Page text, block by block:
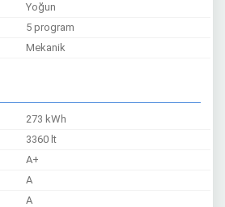
Yoğun
5 program
Mekanik
273 kWh
3360 lt
A+
A
A